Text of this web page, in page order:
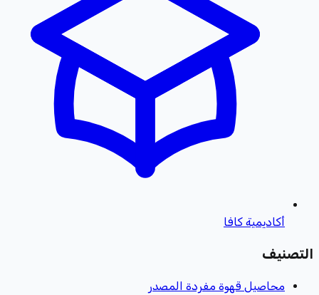
أكاديمية كافا
التصنيف
محاصيل قهوة مفردة المصدر